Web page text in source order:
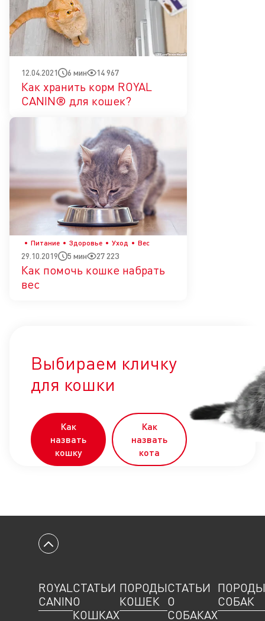
12.04.2021 6 мин 14 967
Как хранить корм ROYAL
CANIN® для кошек?
Питание Здоровье Уход Вес
29.10.2019 5 мин 27 223
Как помочь кошке набрать
вес
Выбираем кличку
для кошки
Как
назвать
кошку
Как
назвать
кота
Вернуться к началу
ROYAL
CANIN
СТАТЬИ
О
КОШКАХ
ПОРОДЫ
КОШЕК
СТАТЬИ
О
СОБАКАХ
ПОРОДЫ
СОБАК